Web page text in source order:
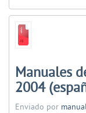
Manuales
2004
Enviado por